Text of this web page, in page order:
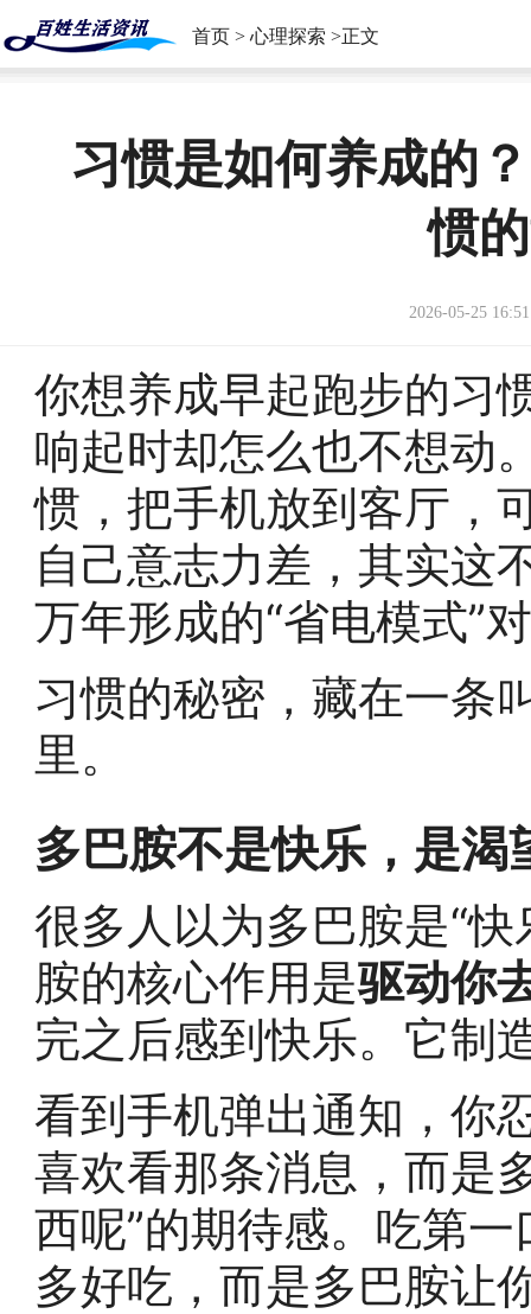
首页 > 心理探索 >正文
习惯是如何养成的
惯
2026-05-25
你想养成早起跑步的习
响起时却怎么也不想动
惯，把手机放到客厅，
自己意志力差，其实
万年形成的“省电模式”
习惯的秘密，藏在一条
里。
多巴胺不是快乐，是渴
很多人以为多巴胺是“
胺的核心作用是驱动你
完之后感到快乐。它制
看到手机弹出通知，
喜欢看那条消息，而是
西呢”的期待感。吃第
多好吃，而是多巴胺让